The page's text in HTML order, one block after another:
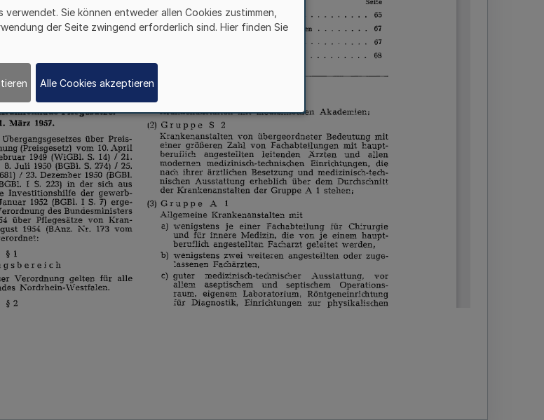
Sie können entweder allen Cookies zustimmen,
der Seite zwingend erforderlich sind. Hier finden Sie
Alle Cookies akzeptieren